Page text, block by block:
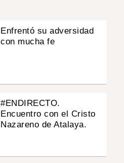
Enfrentó su adversidad
con mucha fe
#ENDIRECTO.
Encuentro con el Cristo
Nazareno de Atalaya.